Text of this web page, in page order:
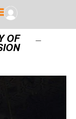
OF